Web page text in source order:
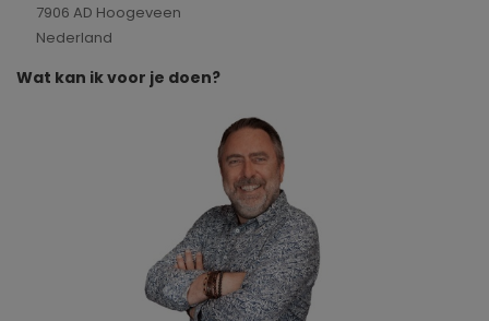
7906 AD Hoogeveen
Nederland
Wat kan ik voor je doen?